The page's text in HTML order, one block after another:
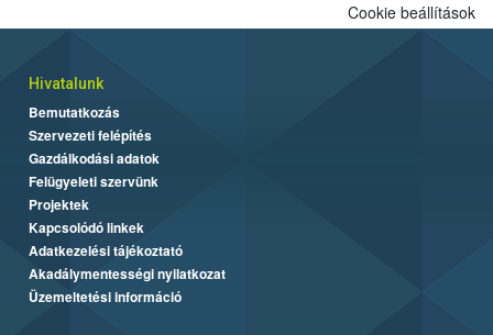
Cookie beállítások
Hivatalunk
Bemutatkozás
Szervezeti felépítés
Gazdálkodási adatok
Felügyeleti szervünk
Projektek
Kapcsolódó linkek
Adatkezelési tájékoztató
Akadálymentességi nyilatkozat
Üzemeltetési információ